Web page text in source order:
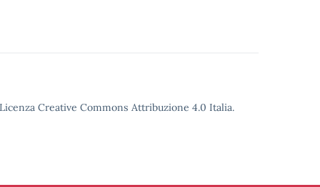
Creative Commons Attribuzione 4.0 Italia.